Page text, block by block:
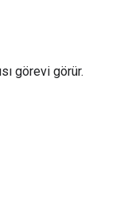
görevi görür.